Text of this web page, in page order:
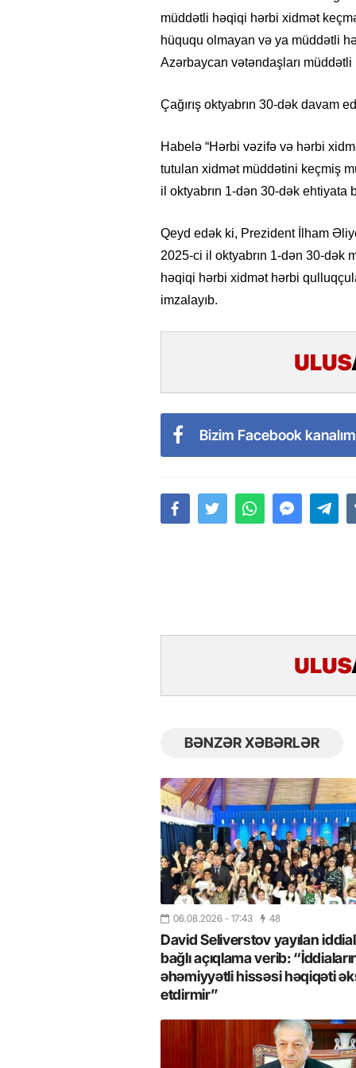
müddətli həqiqi hərbi xidmət
hüququ olmayan və ya müddətli
Azərbaycan vətəndaşları müddətli
Çağırış oktyabrın 30-dək davam
Habelə “Hərbi vəzifə və hərbi
tutulan xidmət müddətini keçmiş
il oktyabrın 1-dən 30-dək ehtiyata
Qeyd edək ki, Prezident İlham
2025-ci il oktyabrın 1-dən 30-dək
həqiqi hərbi xidmət hərbi
imzalayıb.
Bizim Facebook
BƏNZƏR XƏBƏRLƏR
06.08.2026 - 17:43 48
David Seliverstov yayılan
bağlı açıqlama verib:
əhəmiyyətli hissəsi həqiqəti
etdirmir”
14.05.2026- 10:58 345
“ABŞ və Qərb Çinin daha da
istəmir”- VİDEO